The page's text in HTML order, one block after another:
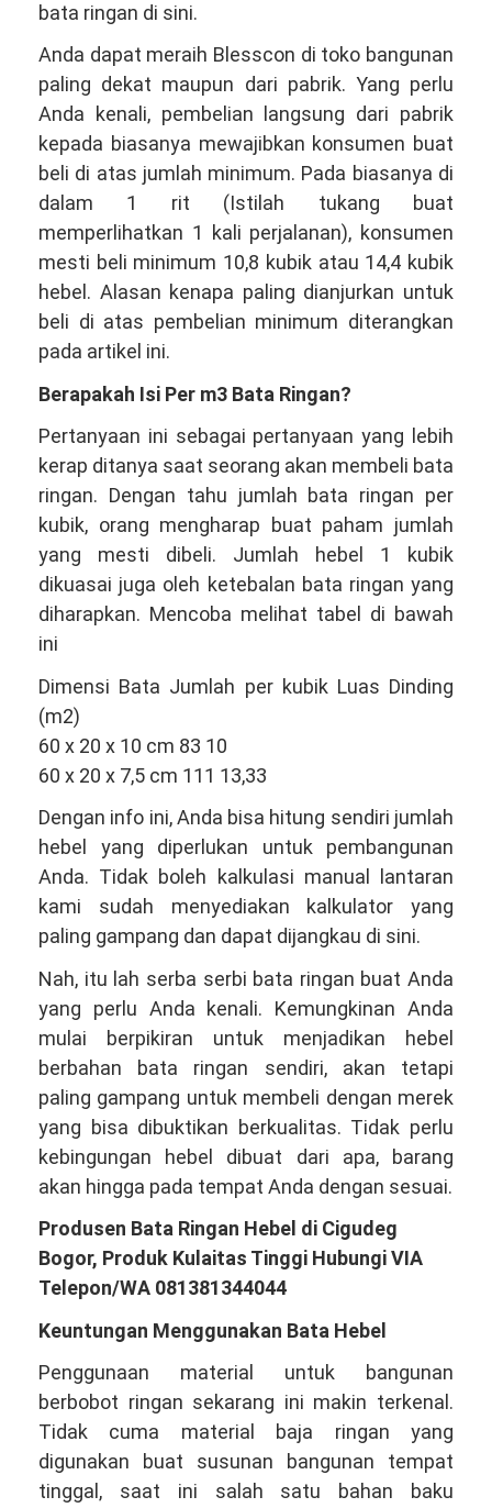
bata ringan di sini.
Anda dapat meraih Blesscon di toko bangunan
paling dekat maupun dari pabrik. Yang perlu
Anda kenali, pembelian langsung dari pabrik
kepada biasanya mewajibkan konsumen buat
beli di atas jumlah minimum. Pada biasanya di
dalam 1 rit (Istilah tukang buat
memperlihatkan 1 kali perjalanan), konsumen
mesti beli minimum 10,8 kubik atau 14,4 kubik
hebel. Alasan kenapa paling dianjurkan untuk
beli di atas pembelian minimum diterangkan
pada artikel ini.
Berapakah Isi Per m3 Bata Ringan?
Pertanyaan ini sebagai pertanyaan yang lebih
kerap ditanya saat seorang akan membeli bata
ringan. Dengan tahu jumlah bata ringan per
kubik, orang mengharap buat paham jumlah
yang mesti dibeli. Jumlah hebel 1 kubik
dikuasai juga oleh ketebalan bata ringan yang
diharapkan. Mencoba melihat tabel di bawah
ini
Dimensi Bata Jumlah per kubik Luas Dinding
(m2)
60 x 20 x 10 cm 83 10
60 x 20 x 7,5 cm 111 13,33
Dengan info ini, Anda bisa hitung sendiri jumlah
hebel yang diperlukan untuk pembangunan
Anda. Tidak boleh kalkulasi manual lantaran
kami sudah menyediakan kalkulator yang
paling gampang dan dapat dijangkau di sini.
Nah, itu lah serba serbi bata ringan buat Anda
yang perlu Anda kenali. Kemungkinan Anda
mulai berpikiran untuk menjadikan hebel
berbahan bata ringan sendiri, akan tetapi
paling gampang untuk membeli dengan merek
yang bisa dibuktikan berkualitas. Tidak perlu
kebingungan hebel dibuat dari apa, barang
akan hingga pada tempat Anda dengan sesuai.
Produsen Bata Ringan Hebel di Cigudeg
Bogor, Produk Kulaitas Tinggi Hubungi VIA
Telepon/WA 081381344044
Keuntungan Menggunakan Bata Hebel
Penggunaan material untuk bangunan
berbobot ringan sekarang ini makin terkenal.
Tidak cuma material baja ringan yang
digunakan buat susunan bangunan tempat
tinggal, saat ini salah satu bahan baku